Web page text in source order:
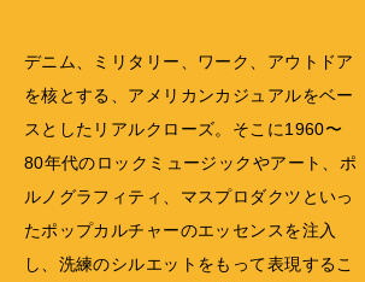
デニム、ミリタリー、ワーク、アウトドア
を核とする、アメリカンカジュアルをベー
スとしたリアルクローズ。そこに1960〜
80年代のロックミュージックやアート、ポ
ルノグラフィティ、マスプロダクツといっ
たポップカルチャーのエッセンスを注入
し、洗練のシルエットをもって表現するこ